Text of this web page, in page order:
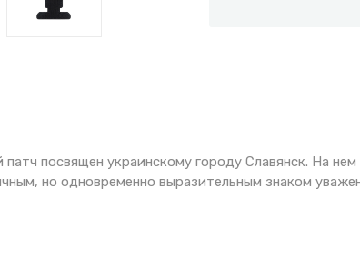
посвящен украинскому городу Славянск. На
но одновременно выразительным знаком